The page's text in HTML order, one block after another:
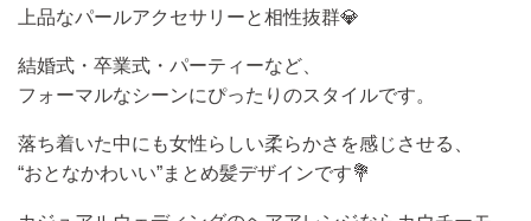
上品なパールアクセサリーと相性抜群💎
結婚式・卒業式・パーティーなど、
フォーマルなシーンにぴったりのスタイルです。
落ち着いた中にも女性らしい柔らかさを感じさせる、
“おとなかわいい”まとめ髪デザインです💐